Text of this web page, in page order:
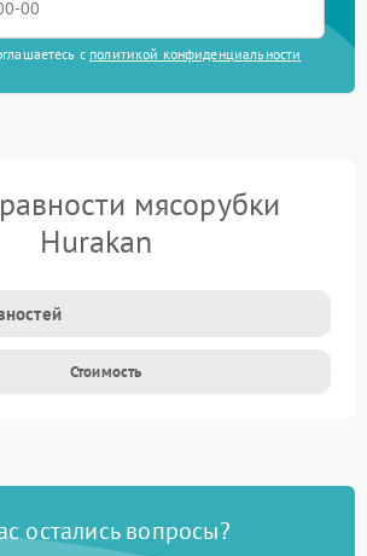
с политикой конфиденциальности
мясорубки
Hurakan
Стоимость
остались вопросы?